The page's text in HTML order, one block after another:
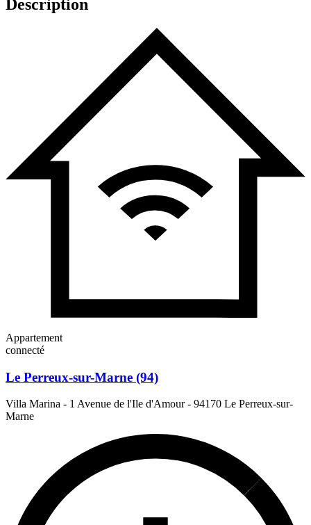
Description
Appartement
connecté
Le Perreux-sur-Marne (94)
Villa Marina - 1 Avenue de l'Ile d'Amour- 94170 Le Perreux-sur-
Marne